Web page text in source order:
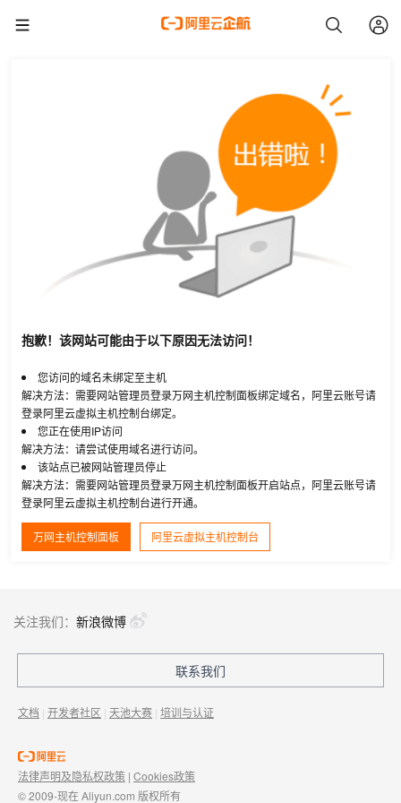
抱歉！该网站可能由于以下原因无法访问！
您访问的域名未绑定至主机
解决方法：需要网站管理员登录万网主机控制面板绑定域名，阿里云账号请
登录阿里云虚拟主机控制台绑定。
您正在使用IP访问
解决方法：请尝试使用域名进行访问。
该站点已被网站管理员停止
解决方法：需要网站管理员登录万网主机控制面板开启站点，阿里云账号请
登录阿里云虚拟主机控制台进行开通。
万网主机控制面板 阿里云虚拟主机控制台